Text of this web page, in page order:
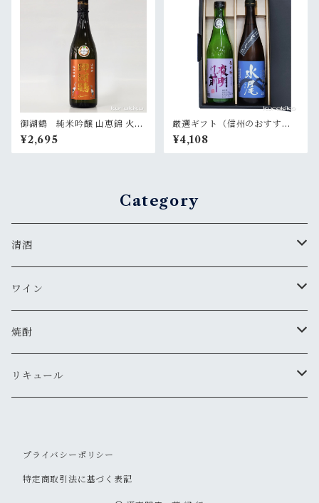
御湖鶴 純米吟醸 山恵錦 火入
720ml
¥2,695
厳選ギフト（信州のおすすめ
酒）
¥4,108
Category
清酒
MIYASAKA
真澄
夜明け前
帰山
ワイン
ドメーヌ・コーセイ
安曇野ワイナリー
焼酎
千曲錦・帰山
リキュール
その他
プライバシーポリシー
特定商取引法に基づく表記